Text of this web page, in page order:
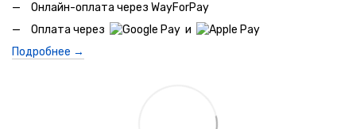
Онлайн-оплата через WayForPay
Оплата через
и
Подробнее →